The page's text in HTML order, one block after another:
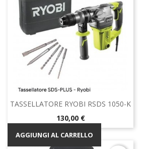
TASSELLATORE RYOBI RSDS 1050-K
Prezzo
130,00 €
AGGIUNGI AL CARRELLO